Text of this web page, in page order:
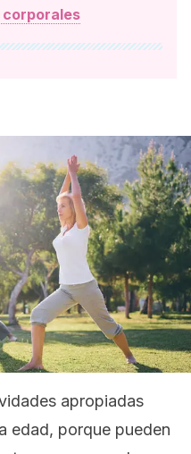
apropiadas
edad, porque pueden